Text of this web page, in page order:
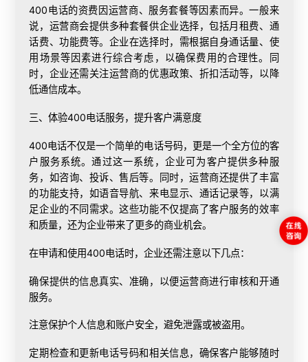
400电话的资费因运营商、服务套餐等因素而异。一般来
说，运营商会提供多种套餐供企业选择，包括月租费、通
话费、功能费等。企业在选择时，需根据自身通话量、使
用场景等因素进行综合考虑，以确保费用的合理性。同
时，企业还需关注运营商的优惠政策、折扣活动等，以降
低通信成本。
三、体验400电话服务，提升客户满意度
400电话不仅是一个简单的电话号码，更是一个全方位的客
户服务系统。通过这一系统，企业可为客户提供多种服
务，如咨询、投诉、售后等。同时，运营商还提供了丰富
的功能支持，如语音导航、来电显示、通话记录等，以满
足企业的不同需求。这些功能不仅提高了客户服务的效率
和质量，还为企业带来了更多的商业机会。
在申请和使用400电话时，企业还需注意以下几点：
确保提供的信息真实、准确，以便运营商进行审核和开通
服务。
注意保护个人信息和账户安全，避免泄露或被盗用。
定期检查和更新电话号码和相关信息，确保客户能够随时